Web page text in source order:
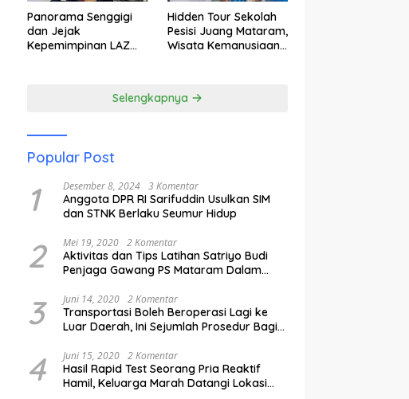
Panorama Senggigi
dan Jejak
Kepemimpinan LAZ
Hidden Tour Sekolah
Pesisi Juang Mataram,
Wisata Kemanusiaan
Selengkapnya
Popular Post
1 Desember 8, 2024 3 Komentar
Anggota DPR RI Sarifuddin Usulkan SIM
dan STNK Berlaku Seumur Hidup
2 Mei 19, 2020 2 Komentar
Aktivitas dan Tips Latihan Satriyo Budi
Penjaga Gawang PS Mataram Dalam
3 Juni 14, 2020 2 Komentar
Transportasi Boleh Beroperasi Lagi ke
Luar Daerah, Ini Sejumlah Prosedur Bagi
4 Juni 15, 2020 2 Komentar
Hasil Rapid Test Seorang Pria Reaktif
Hamil, Keluarga Marah Datangi Lokasi